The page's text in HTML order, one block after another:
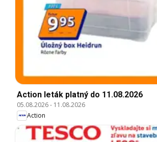
Action leták platný do 11.08.2026
05.08.2026- 11.08.2026
Action